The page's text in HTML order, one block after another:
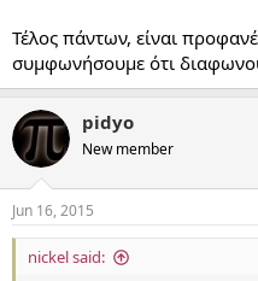
Τέλος πάντων, είναι
συμφωνήσουμε ότι
pidyo
New member
Jun 16, 2015
nickel said: